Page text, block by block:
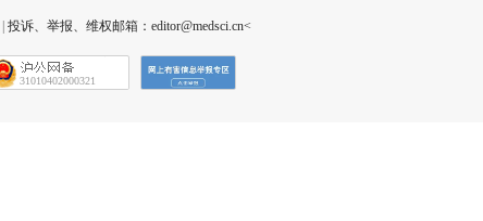
投诉、举报、维权邮箱：editor@medsci.cn<
31010402000321